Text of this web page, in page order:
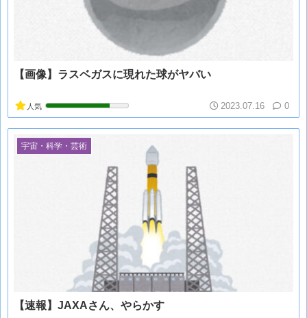
【画像】ラスベガスに現れた球がヤバい
人気 2023.07.16 0
宇宙・科学・芸術
【速報】JAXAさん、やらかす